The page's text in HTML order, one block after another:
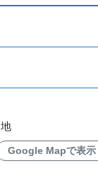
Google Mapで表示